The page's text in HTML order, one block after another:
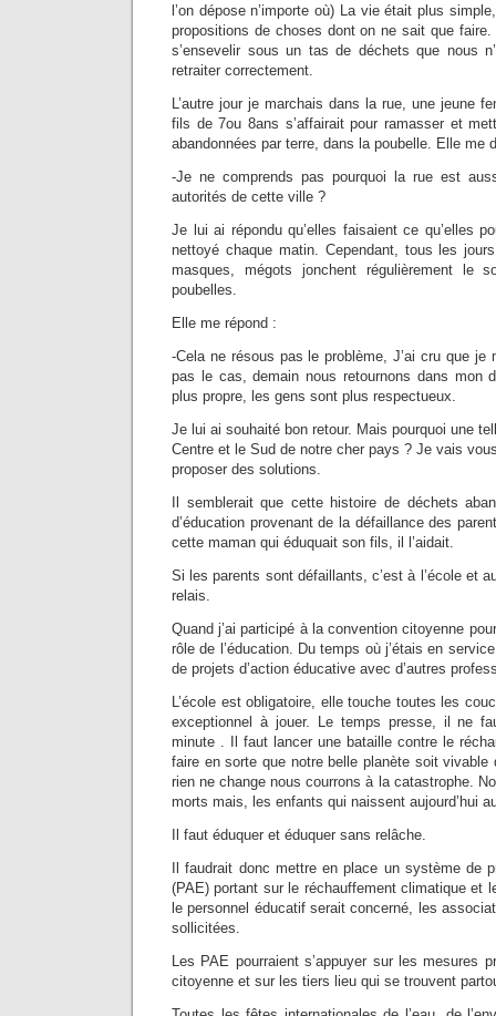
l’on dépose n’importe où) La vie était plus
propositions de choses dont on ne sait que
s’ensevelir sous un tas de déchets que nous
retraiter correctement.
L’autre jour je marchais dans la rue, une jeune
fils de 7ou 8ans s’affairait pour ramasser et
abandonnées par terre, dans la poubelle. Elle me
-Je ne comprends pas pourquoi la rue est
autorités de cette ville ?
Je lui ai répondu qu’elles faisaient ce qu’elles
nettoyé chaque matin. Cependant, tous les
masques, mégots jonchent régulièrement le
poubelles.
Elle me répond :
-Cela ne résous pas le problème, J’ai cru que je
pas le cas, demain nous retournons dans mon
plus propre, les gens sont plus respectueux.
Je lui ai souhaité bon retour. Mais pourquoi une
Centre et le Sud de notre cher pays ? Je vais
proposer des solutions.
Il semblerait que cette histoire de déchets
d’éducation provenant de la défaillance des
cette maman qui éduquait son fils, il l’aidait.
Si les parents sont défaillants, c’est à l’école et
relais.
Quand j’ai participé à la convention citoyenne
rôle de l’éducation. Du temps où j’étais en
de projets d’action éducative avec d’autres
L’école est obligatoire, elle touche toutes les
exceptionnel à jouer. Le temps presse, il ne
minute . Il faut lancer une bataille contre le
faire en sorte que notre belle planète soit
rien ne change nous courrons à la catastrophe.
morts mais, les enfants qui naissent aujourd’hui
Il faut éduquer et éduquer sans relâche.
Il faudrait donc mettre en place un système de
(PAE) portant sur le réchauffement climatique et
le personnel éducatif serait concerné, les
sollicitées.
Les PAE pourraient s’appuyer sur les mesures
citoyenne et sur les tiers lieu qui se trouvent